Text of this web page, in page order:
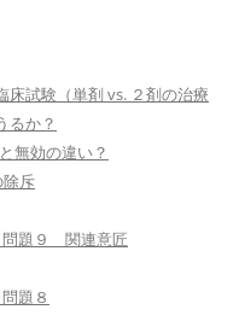
床試験（単剤 vs. ２剤の治療
るか？
無効の違い？
斥
題９ 関連意匠
題８